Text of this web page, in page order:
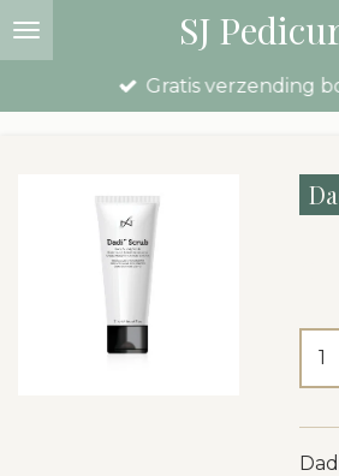
Ga
direct
SJ
Gratis verzending